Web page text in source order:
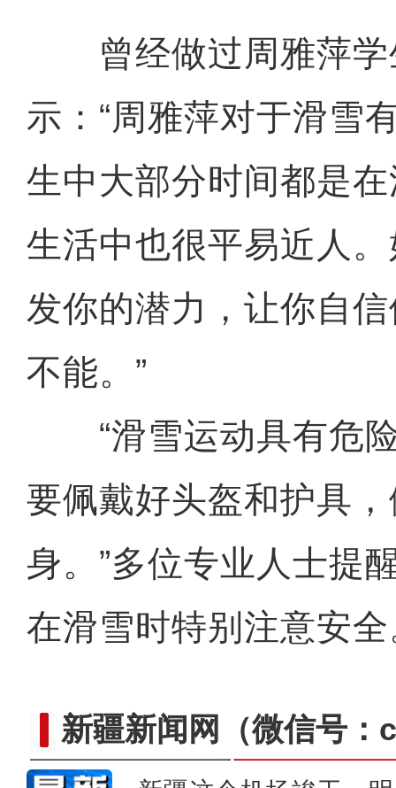
曾经做过周雅萍学
示：“周雅萍对于滑雪
生中大部分时间都是
生活中也很平易近人
发你的潜力，让你自
不能。”
“滑雪运动具有危险
要佩戴好头盔和护具
身。”多位专业人士提
在滑雪时特别注意安
新疆新闻网 （微信号